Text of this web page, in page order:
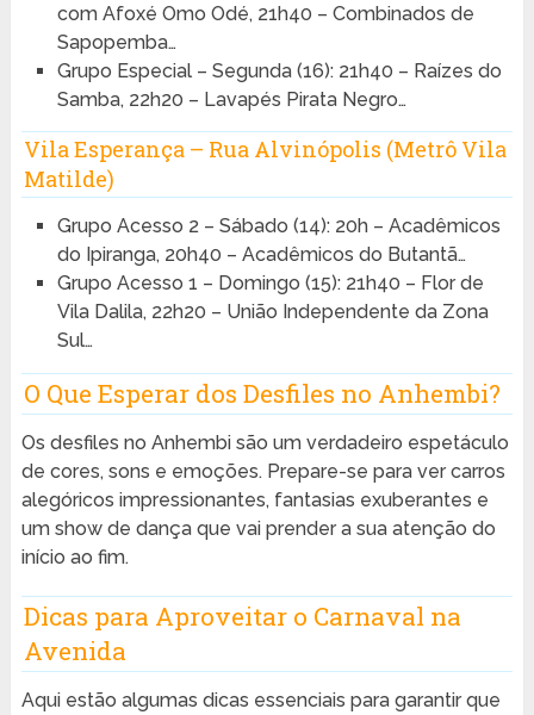
com Afoxé Omo Odé, 21h40 – Combinados de
Sapopemba…
Grupo Especial – Segunda (16): 21h40 – Raízes do
Samba, 22h20 – Lavapés Pirata Negro…
Vila Esperança – Rua Alvinópolis (Metrô Vila
Matilde)
Grupo Acesso 2 – Sábado (14): 20h – Acadêmicos
do Ipiranga, 20h40 – Acadêmicos do Butantã…
Grupo Acesso 1 – Domingo (15): 21h40 – Flor de
Vila Dalila, 22h20 – União Independente da Zona
Sul…
O Que Esperar dos Desfiles no Anhembi?
Os desfiles no Anhembi são um verdadeiro espetáculo
de cores, sons e emoções. Prepare-se para ver carros
alegóricos impressionantes, fantasias exuberantes e
um show de dança que vai prender a sua atenção do
início ao fim.
Dicas para Aproveitar o Carnaval na
Avenida
Aqui estão algumas dicas essenciais para garantir que